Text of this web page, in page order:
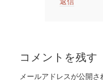
コメントを残す
メールアドレスが公開さ